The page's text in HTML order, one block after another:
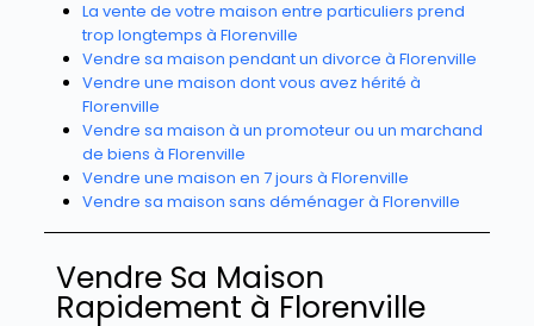
La vente de votre maison entre particuliers prend
trop longtemps à Florenville
Vendre sa maison pendant un divorce à Florenville
Vendre une maison dont vous avez hérité à
Florenville
Vendre sa maison à un promoteur ou un marchand
de biens à Florenville
Vendre une maison en 7 jours à Florenville
Vendre sa maison sans déménager à Florenville
Vendre Sa Maison
Rapidement à Florenville